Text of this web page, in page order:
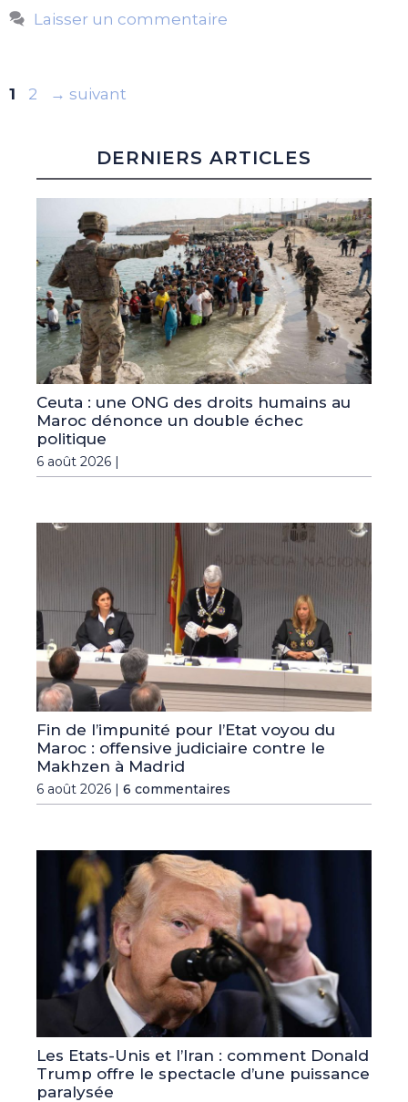
Laisser un commentaire
Page
1 Page
2 → suivant
DERNIERS ARTICLES
Ceuta : une ONG des droits humains au
Maroc dénonce un double échec
politique
6 août 2026 |
Fin de l’impunité pour l’Etat voyou du
Maroc : offensive judiciaire contre le
Makhzen à Madrid
6 août 2026 | 6 commentaires
Les Etats-Unis et l’Iran : comment Donald
Trump offre le spectacle d’une puissance
paralysée